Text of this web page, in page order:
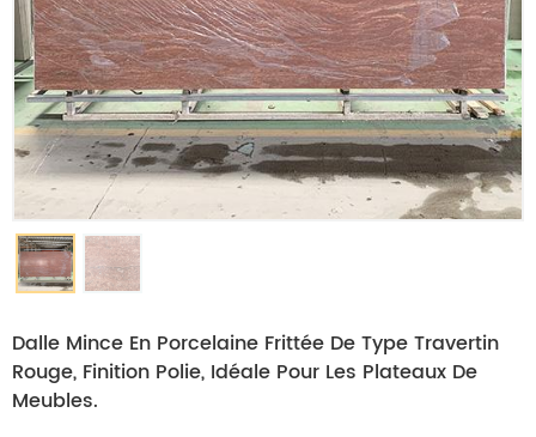
Dalle Mince En Porcelaine Frittée De Type Travertin
Rouge, Finition Polie, Idéale Pour Les Plateaux De
Meubles.